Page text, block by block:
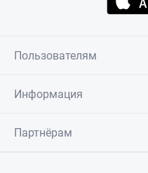
Пользователям
Информация
Партнёрам